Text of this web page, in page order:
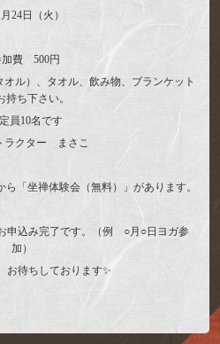
月24日（火）
加費 500円
ル）、タオル、飲み物、ブランケット
持ち下さい。
員10名です
ラクター まさこ
「坐禅体験会（無料）」があります。
申込み完了です。（例 ○月○日ヨガ参
加）
お待ちしております✨